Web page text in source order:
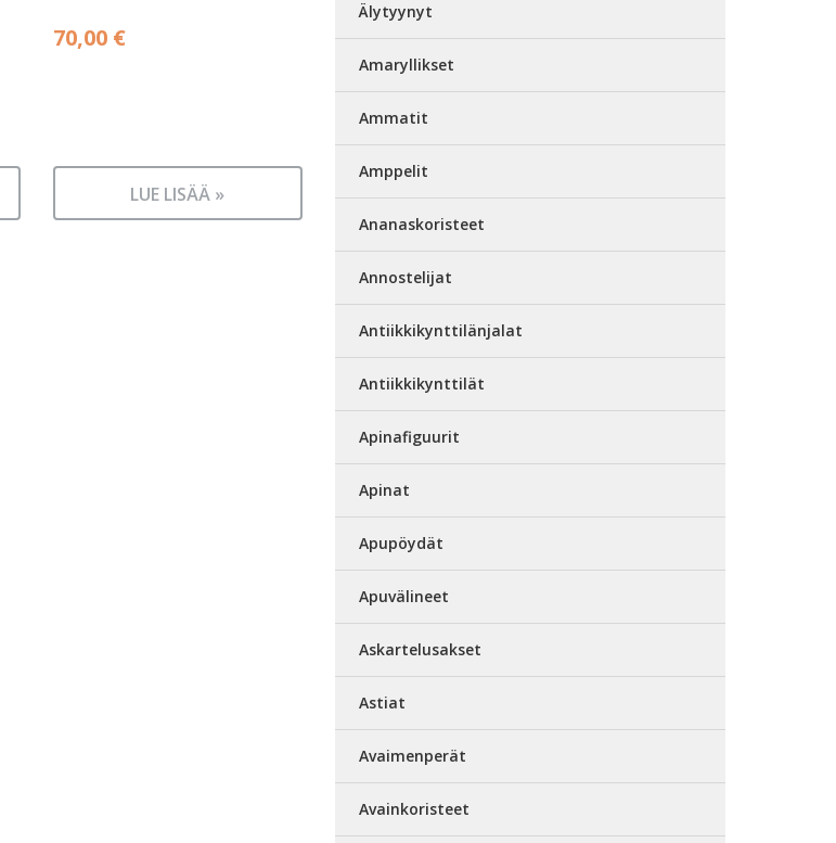
70,00 €
LUE LISÄÄ »
Älytyynyt
Amaryllikset
Ammatit
Amppelit
Ananaskoristeet
Annostelijat
Antiikkikynttilänjalat
Antiikkikynttilät
Apinafiguurit
Apinat
Apupöydät
Apuvälineet
Askartelusakset
Astiat
Avaimenperät
Avainkoristeet